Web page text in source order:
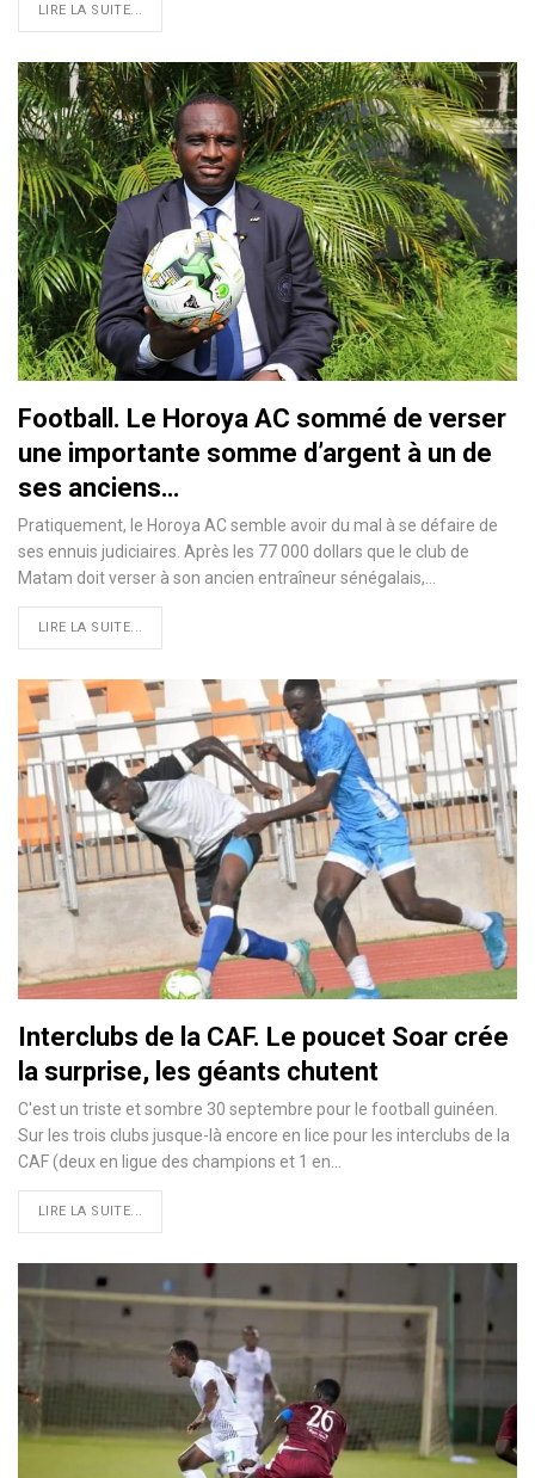
LIRE LA SUITE...
Football. Le Horoya AC sommé de verser
une importante somme d’argent à un de
ses anciens…
Pratiquement, le Horoya AC semble avoir du mal à se défaire de
ses ennuis judiciaires. Après les 77 000 dollars que le club de
Matam doit verser à son ancien entraîneur sénégalais,…
LIRE LA SUITE...
Interclubs de la CAF. Le poucet Soar crée
la surprise, les géants chutent
C'est un triste et sombre 30 septembre pour le football guinéen.
Sur les trois clubs jusque-là encore en lice pour les interclubs de la
CAF (deux en ligue des champions et 1 en…
LIRE LA SUITE...